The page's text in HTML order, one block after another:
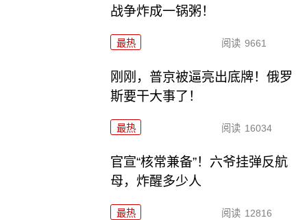
战争炸成一锅粥！
最热 阅读 9661
刚刚，普京被逼亮出底牌！俄罗
斯要干大事了！
最热 阅读 16034
官宣“核常兼备”！六爷挂弹反航
母，炸醒多少人
最热 阅读 12816